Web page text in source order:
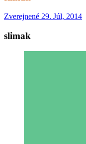
Zverejnené 29. Júl, 2014
slimak